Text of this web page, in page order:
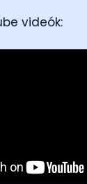
videók: